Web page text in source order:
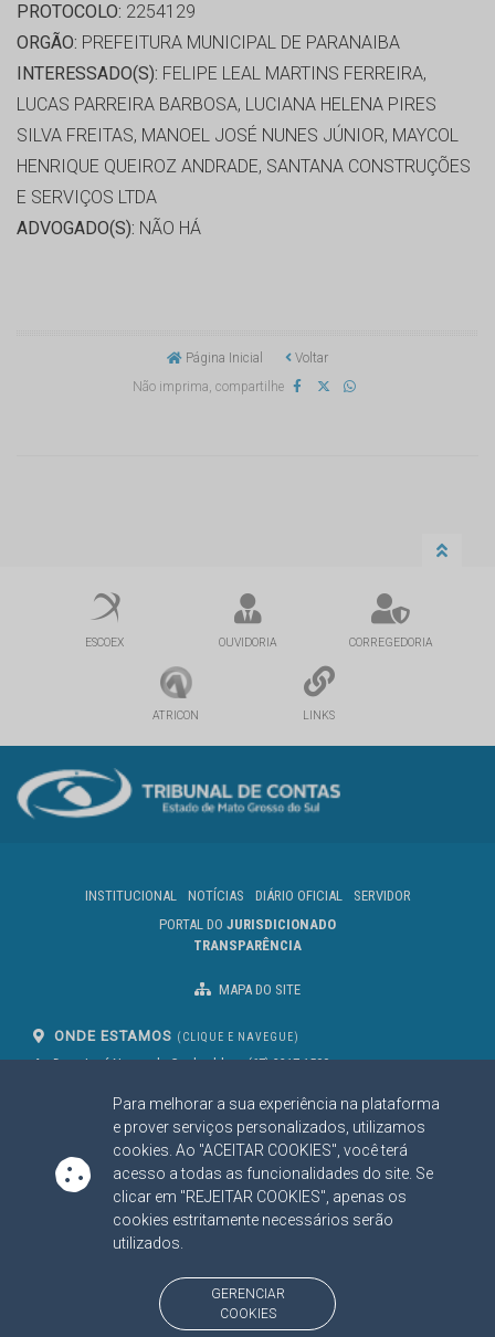
Para melhorar a sua experiência na plataforma
e prover serviços personalizados, utilizamos
cookies. Ao "ACEITAR COOKIES", você terá
acesso a todas as funcionalidades do site. Se
clicar em "REJEITAR COOKIES", apenas os
cookies estritamente necessários serão
utilizados.
GERENCIAR
COOKIES
PROTOCOLO: 2254129
ORGÃO: PREFEITURA MUNICIPAL DE PARANAIBA
INTERESSADO(S): FELIPE LEAL MARTINS FERREIRA,
LUCAS PARREIRA BARBOSA, LUCIANA HELENA PIRES
SILVA FREITAS, MANOEL JOSÉ NUNES JÚNIOR, MAYCOL
HENRIQUE QUEIROZ ANDRADE, SANTANA CONSTRUÇÕES
E SERVIÇOS LTDA
ADVOGADO(S): NÃO HÁ
Página Inicial
Voltar
Não imprima, compartilhe
ESCOEX OUVIDORIA CORREGEDORIA
ATRICON LINKS
INSTITUCIONAL NOTÍCIAS DIÁRIO OFICIAL
SERVIDOR
PORTAL DO JURISDICIONADO
TRANSPARÊNCIA
MAPA DO SITE
ONDE ESTAMOS (CLIQUE E NAVEGUE)
Av. Des. José Nunes da Cunha, bloco
Campo Grande/MS
CEP: 79031-310
(67) 3317-1500
SIGA NOSSAS REDES SOCIAIS
Linked InYoutube
Facebook
X
BAIXE NOSSO APLICATIVO